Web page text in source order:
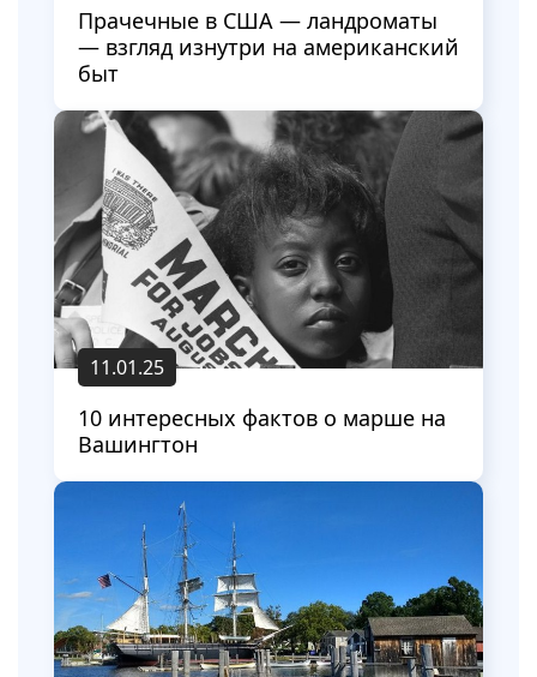
Прачечные в США — ландроматы
— взгляд изнутри на американский
быт
11.01.25
10 интересных фактов о марше на
Вашингтон